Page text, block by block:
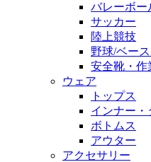
バレーボー
サッカー
陸上競技
野球/ベー
安全靴・作
ウェア
トップス
インナー・
ボトムス
アウター
アクセサリー